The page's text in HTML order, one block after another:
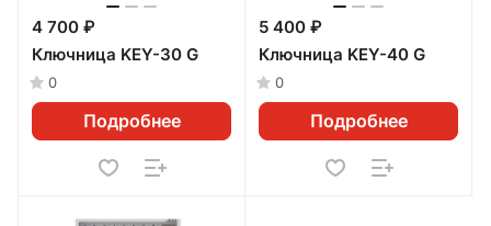
4 700 ₽
Ключница KEY-30 G
0
Подробнее
5 400 ₽
Ключница KEY-40 G
0
Подробнее